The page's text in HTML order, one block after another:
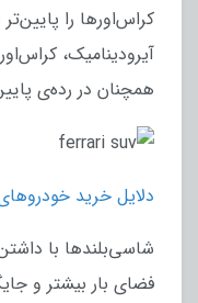
کراس‌اورها را
آیرودینامیک،
همچنان در رده‌ی
دلایل خرید
شاسی‌بلندها با
فضای بار بیشتر و